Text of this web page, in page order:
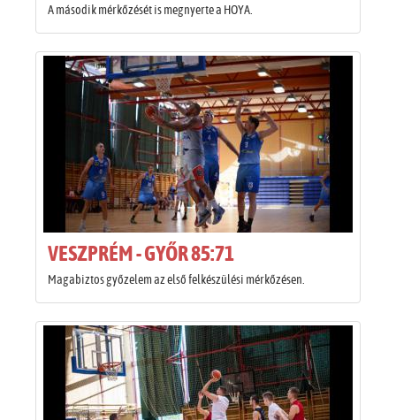
A második mérkőzését is megnyerte a HOYA.
VESZPRÉM - GYŐR 85:71
Magabiztos győzelem az első felkészülési mérkőzésen.